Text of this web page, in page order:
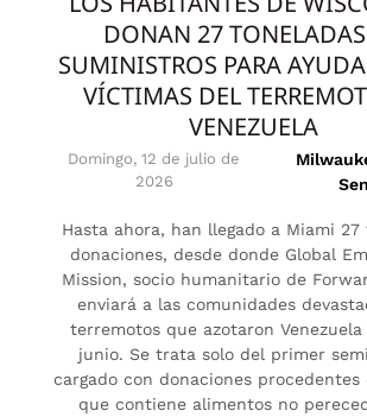
DONAN 27
SUMINISTROS PARA
VÍCTIMAS DEL
VENEZUELA
Domingo, 12 de julio de
2026
Hasta ahora, han llegado a Miami 27
donaciones, desde donde Global
Mission, socio humanitario de
enviará a las comunidades
terremotos que azotaron
junio. Se trata solo del primer
cargado con donaciones procedentes
que contiene alimentos no